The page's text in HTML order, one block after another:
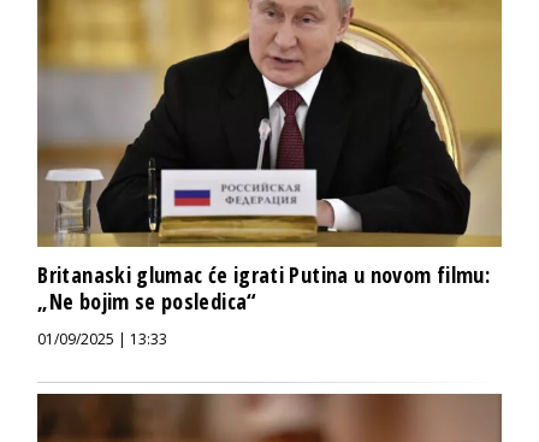
Britanaski glumac će igrati Putina u novom filmu:
„Ne bojim se posledica“
01/09/2025 | 13:33